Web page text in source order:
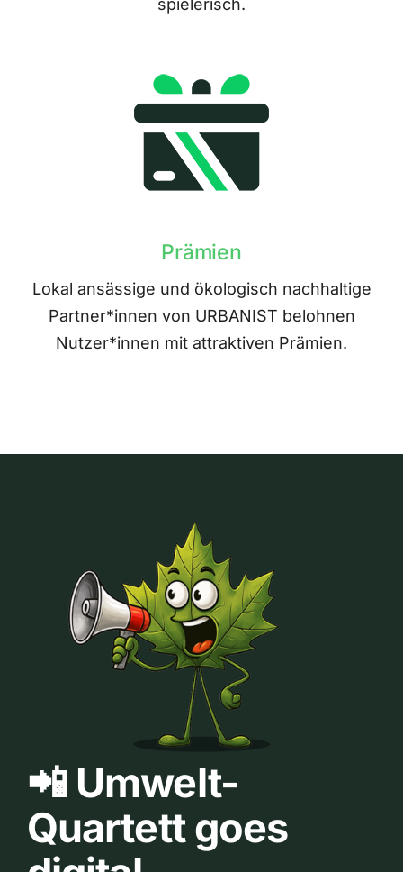
spielerisch.
Prämien
Lokal ansässige und ökologisch nachhaltige
Partner*innen von URBANIST belohnen
Nutzer*innen mit attraktiven Prämien.
📲 Umwelt-
Quartett goes